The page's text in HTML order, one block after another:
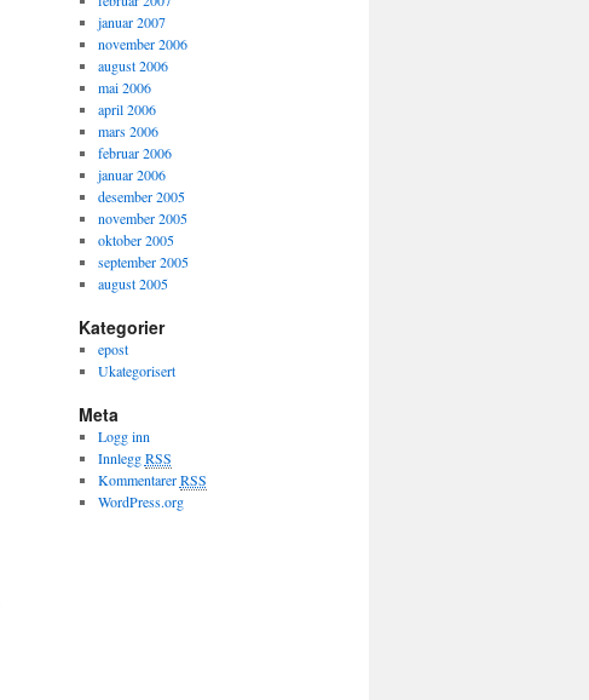
januar 2007
november 2006
august 2006
mai 2006
april 2006
mars 2006
februar 2006
januar 2006
desember 2005
november 2005
oktober 2005
september 2005
august 2005
Kategorier
epost
Ukategorisert
Meta
Logg inn
InnleggRSS
KommentarerRSS
WordPress.org